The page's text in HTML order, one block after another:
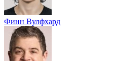
Финн Вулфхард